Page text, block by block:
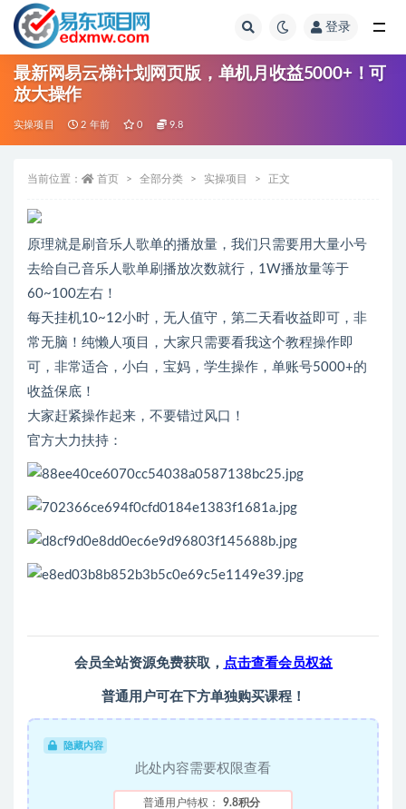
登录
最新网易云梯计划网页版，单机月收益5000+！可
放大操作
实操项目 2 年前 0 9.8
当前位置： 首页 全部分类 实操项目 正文
原理就是刷音乐人歌单的播放量，我们只需要用大量小号
去给自己音乐人歌单刷播放次数就行，1W播放量等于
60~100左右！
每天挂机10~12小时，无人值守，第二天看收益即可，非
常无脑！纯懒人项目，大家只需要看我这个教程操作即
可，非常适合，小白，宝妈，学生操作，单账号5000+的
收益保底！
大家赶紧操作起来，不要错过风口！
官方大力扶持：
会员全站资源免费获取， 点击查看会员权益
普通用户可在下方单独购买课程！
隐藏内容
此处内容需要权限查看
普通用户特权： 9.8积分